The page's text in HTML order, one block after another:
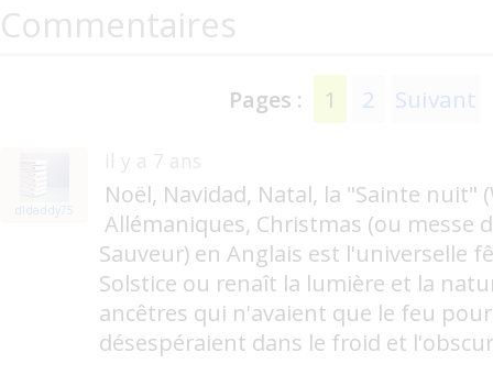
Commentaires
Pages : 1 2 Suivant
dldaddy75
il y a 7 ans
Noël, Navidad, Natal, la "Sainte nuit"
Allémaniques, Christmas (ou messe
Sauveur) en Anglais est l'universelle
Solstice ou renaît la lumière et la
ancêtres qui n'avaient que le feu
désespéraient dans le froid et